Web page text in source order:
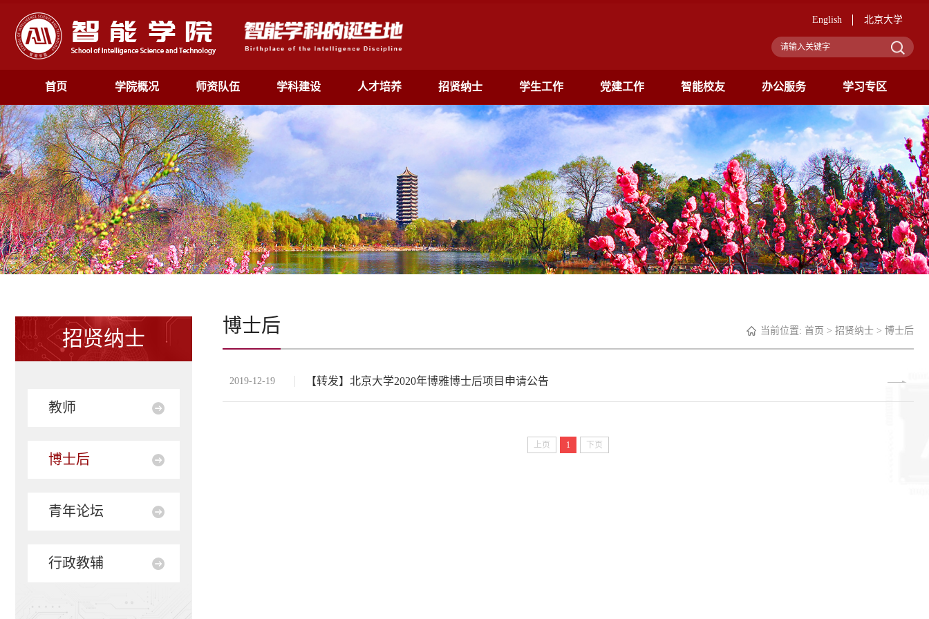
English 北京大学
首页 学院概况 师资队伍 学科建设 人才培养 招贤纳士 学生工作 党建工作 智能校友 办公服务 学习专区
招贤纳士
教师
博士后
青年论坛
行政教辅
当前位置: 首页 > 招贤纳士 > 博士后
博士后
2019-12-19 【转发】北京大学2020年博雅博士后项目申请公告
上页 1 下页